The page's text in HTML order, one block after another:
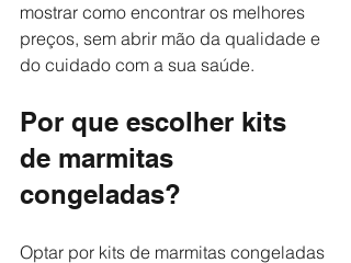
mostrar como encontrar os melhores
preços, sem abrir mão da qualidade e
do cuidado com a sua saúde.
Por que escolher kits
de marmitas
congeladas?
Optar por kits de marmitas congeladas